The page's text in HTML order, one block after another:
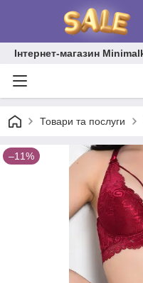
Інтернет-магазин
Товари та послуги
–11%